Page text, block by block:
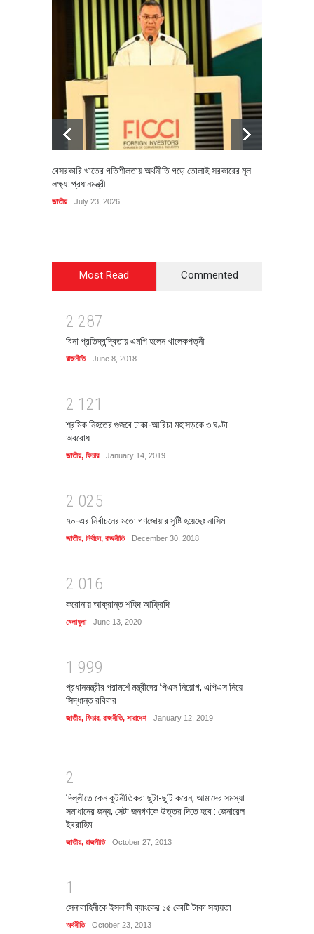
বেসরকারি খাতের গতিশীলতায় অর্থনীতি গড়ে তোলাই সরকারের মূল
লক্ষ্য: প্রধানমন্ত্রী
জাতীয় July 23, 2026
Most Read Commented
2 287
বিনা প্রতিদ্বন্দ্বিতায় এমপি হলেন খালেকপত্নী
রাজনীতি June 8, 2018
2 1 21
শ্রমিক নিহতের গুজবে ঢাকা-আরিচা মহাসড়কে ৩ ঘণ্টা
অবরোধ
জাতীয়, ফিচার January 14, 2019
2 025
৭০-এর নির্বাচনের মতো গণজোয়ার সৃষ্টি হয়েছেঃ নাসিম
জাতীয়, নির্বাচন, রাজনীতি December 30, 2018
2 01 6
করোনায় আক্রান্ত শহিদ আফ্রিদি
খেলাধুলা June 13, 2020
1 999
প্রধানমন্ত্রীর পরামর্শে মন্ত্রীদের পিএস নিয়োগ, এপিএস নিয়ে
সিদ্ধান্ত রবিবার
জাতীয়, ফিচার, রাজনীতি, সারাদেশ January 12, 2019
2
দিল্লীতে কেন কুটনীতিকরা ছুটা-ছুটি করেন, আমাদের সমস্যা
সমাধানের জন্য, সেটা জনগণকে উত্তর দিতে হবে : জেনারেল
ইবরাহিম
জাতীয়, রাজনীতি October 27, 2013
1
সেনাবাহিনীকে ইসলামী ব্যাংকের ১৫ কোটি টাকা সহায়তা
অর্থনীতি October 23, 2013